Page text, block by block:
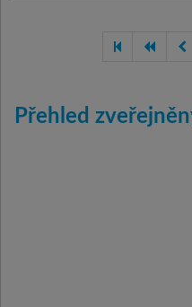
Přehled